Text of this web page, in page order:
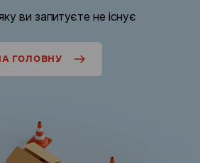
ви запитуєте не існує
ГОЛОВНУ